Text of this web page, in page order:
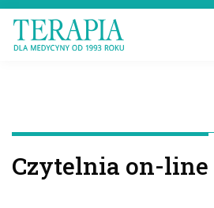
Czytelnia on-line